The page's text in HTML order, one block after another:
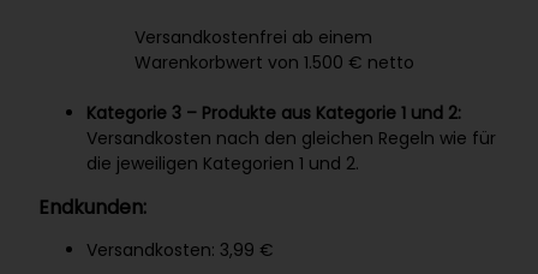
Versandkostenfrei ab einem
Warenkorbwert von 1.500 € netto
Kategorie 3 – Produkte aus Kategorie 1 und 2:
Versandkosten nach den gleichen Regeln wie für
die jeweiligen Kategorien 1 und 2.
Endkunden:
Versandkosten: 3,99 €